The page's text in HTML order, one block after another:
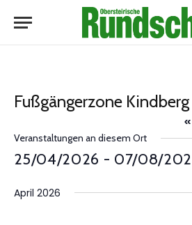
Fußgängerzone Kindberg
Veranstaltungen an diesem Ort
25/04/2026 - 07/08/
wählen.
April 2026